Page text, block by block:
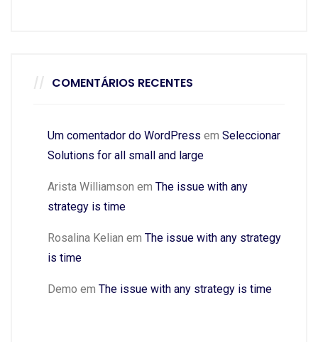
COMENTÁRIOS RECENTES
Um comentador do WordPress em Seleccionar
Solutions for all small and large
Arista Williamson em The issue with any
strategy is time
Rosalina Kelian em The issue with any strategy
is time
Demo em The issue with any strategy is time